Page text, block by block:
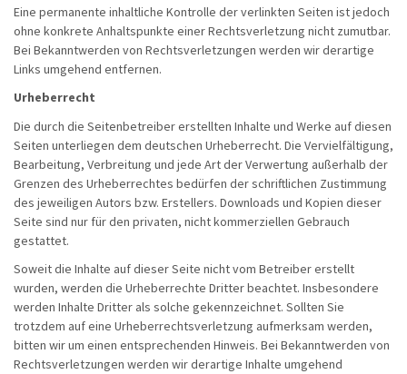
Eine permanente inhaltliche Kontrolle der verlinkten Seiten ist jedoch
ohne konkrete Anhaltspunkte einer Rechtsverletzung nicht zumutbar.
Bei Bekanntwerden von Rechtsverletzungen werden wir derartige
Links umgehend entfernen.
Urheberrecht
Die durch die Seitenbetreiber erstellten Inhalte und Werke auf diesen
Seiten unterliegen dem deutschen Urheberrecht. Die Vervielfältigung,
Bearbeitung, Verbreitung und jede Art der Verwertung außerhalb der
Grenzen des Urheberrechtes bedürfen der schriftlichen Zustimmung
des jeweiligen Autors bzw. Erstellers. Downloads und Kopien dieser
Seite sind nur für den privaten, nicht kommerziellen Gebrauch
gestattet.
Soweit die Inhalte auf dieser Seite nicht vom Betreiber erstellt
wurden, werden die Urheberrechte Dritter beachtet. Insbesondere
werden Inhalte Dritter als solche gekennzeichnet. Sollten Sie
trotzdem auf eine Urheberrechtsverletzung aufmerksam werden,
bitten wir um einen entsprechenden Hinweis. Bei Bekanntwerden von
Rechtsverletzungen werden wir derartige Inhalte umgehend